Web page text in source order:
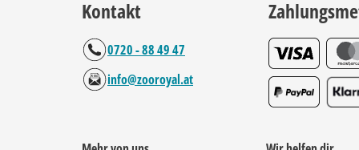
Kontakt
0720 - 88 49 47
info@zooroyal.at